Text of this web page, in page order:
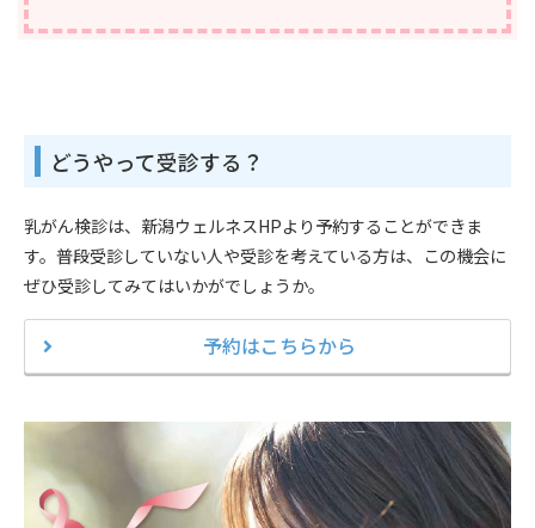
どうやって受診する？
乳がん検診は、新潟ウェルネスHPより予約することができま
す。普段受診していない人や受診を考えている方は、この機会に
ぜひ受診してみてはいかがでしょうか。
予約はこちらから